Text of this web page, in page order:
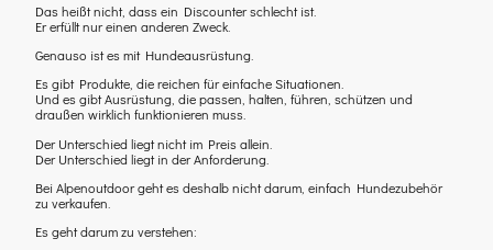
Das heißt nicht, dass ein Discounter schlecht ist.
Er erfüllt nur einen anderen Zweck.
Genauso ist es mit Hundeausrüstung.
Es gibt Produkte, die reichen für einfache Situationen.
Und es gibt Ausrüstung, die passen, halten, führen, schützen und
draußen wirklich funktionieren muss.
Der Unterschied liegt nicht im Preis allein.
Der Unterschied liegt in der Anforderung.
Bei Alpenoutdoor geht es deshalb nicht darum, einfach Hundezubehör
zu verkaufen.
Es geht darum zu verstehen: